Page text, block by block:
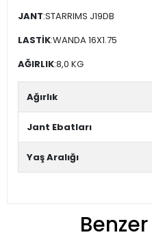
JANT:STARRIMS J19DB
LASTİK:WANDA 16X1.75
AĞIRLIK:8,0 KG
Ağırlık
Jant Ebatları
Yaş Aralığı